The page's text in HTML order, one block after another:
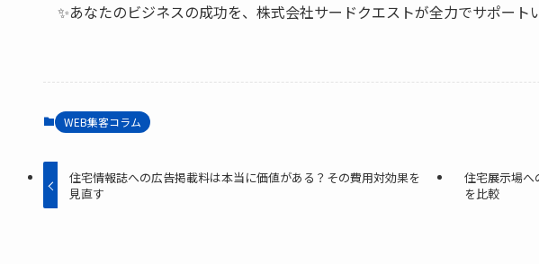
✨あなたのビジネスの成功を、株式会社サードクエストが全力でサポート
WEB集客コラム
住宅情報誌への広告掲載料は本当に価値がある？その費用対効果を
見直す
住宅展示場へ
を比較